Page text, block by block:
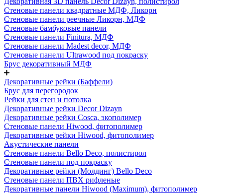
Стеновые панели квадратные МДФ, Ликорн
Стеновые панели реечные Ликорн, МДФ
Стеновые бамбуковые панели
Стеновые панели Finitura, МДФ
Стеновые панели Madest decor, МДФ
Стеновые панели Ultrawood под покраску
Брус декоративный МДФ
Декоративные рейки (Баффели)
Брус для перегородок
Рейки для стен и потолка
Декоративные рейки Decor Dizayn
Декоративные рейки Cosca, экополимер
Стеновые панели Hiwood, фитополимер
Декоративные рейки Hiwood, фитополимер
Акустические панели
Стеновые панели Bello Deco, полистирол
Стеновые панели под покраску
Декоративные рейки (Молдинг) Bello Deco
Стеновые панели ПВХ рифленые
Декоративные панели Hiwood (Maximum), фитополимер